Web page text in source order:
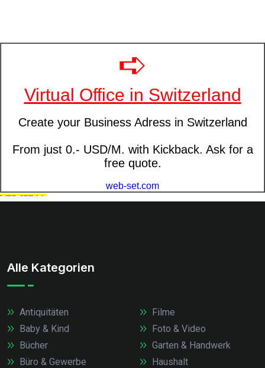
Alle Kategorien
Antiquitäten
Baby & Kind
Bücher
Büro & Gewerbe
Filme
Foto & Video
Garten & Handwerk
Haushalt